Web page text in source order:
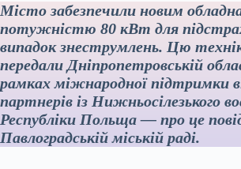
Місто забезпечили новим
потужністю 80 кВт для
випадок знеструмлень. Цю
передали Дніпропетровській
рамках міжнародної підтримки
партнерів із Нижньосілезького
Республіки Польща — про це
Павлоградській міській раді.